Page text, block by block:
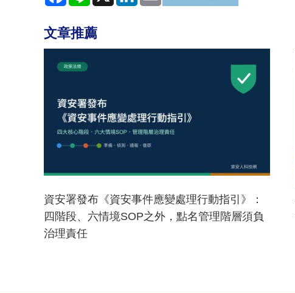
文章推薦
資安署發布《資安事件應變處理行動指引》：
四階段、六情境SOP之外，點名管理階層須負
治理責任